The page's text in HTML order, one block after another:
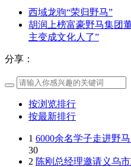
西域龙驹“荣归野马”
胡润上榜富豪野马集团
主变成文化人了”
分享：
按浏览排行
按最新排行
1 6000余名学子走进野
30
2 陈刚总经理邀请义乌